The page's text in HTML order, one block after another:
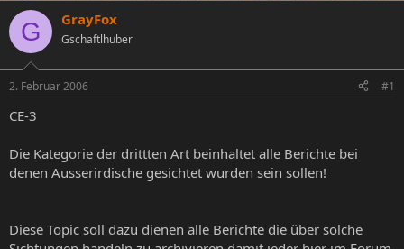
s
t
e
l
l
e
t
e
l
G GrayFox
Gschaftlhuber
2. Februar 2006 #1
CE-3
Die Kategorie der drittten Art beinhaltet alle Berichte bei
denen Ausserirdische gesichtet wurden sein sollen!
Diese Topic soll dazu dienen alle Berichte die über solche